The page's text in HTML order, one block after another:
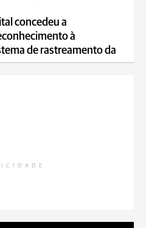
concedeu a
à
de rastreamento da